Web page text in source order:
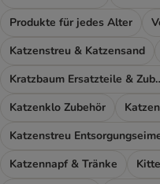
Produkte für jedes Alter
Katzenstreu & Katzensand
Kratzbaum
Katzenklo Zubehör
Katzenstreu
Katzennapf & Tränke